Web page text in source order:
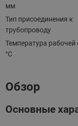
мм
Тип присоединения к
трубопроводу
Температура рабочей
°С
Обзор
Основные